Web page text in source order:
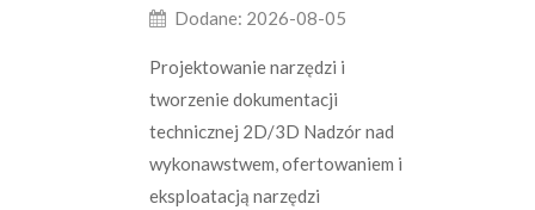
Dodane: 2026-08-05
Projektowanie narzędzi i
tworzenie dokumentacji
technicznej 2D/3D Nadzór nad
wykonawstwem, ofertowaniem i
eksploatacją narzędzi